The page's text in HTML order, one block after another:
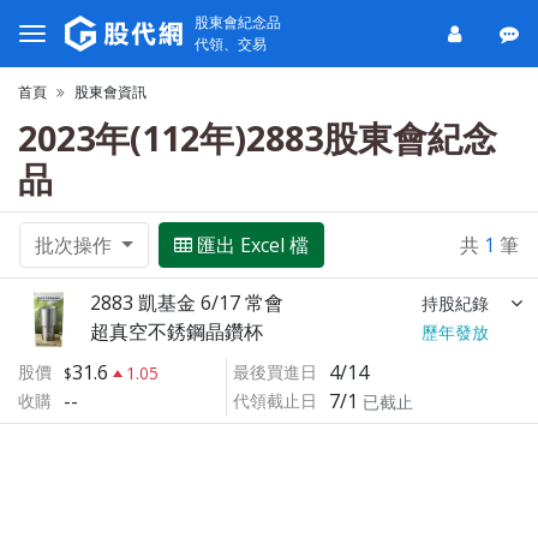
股東會紀念品
代領、交易
首頁 股東會資訊
2023年(112年)2883股東會紀念
品
批次操作 匯出 Excel 檔 共 1 筆
2883 凱基金 6/17 常會 持股紀錄
超真空不銹鋼晶鑽杯
歷年發放
股價
31.6
1.05
收購 --
最後買進日 4/14
代領截止日 7/1 已截止